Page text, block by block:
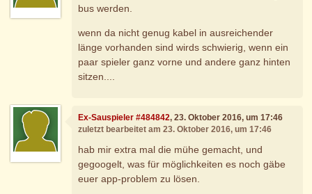
bus werden.
wenn da nicht genug kabel in ausreichender
länge vorhanden sind wirds schwierig, wenn ein
paar spieler ganz vorne und andere ganz hinten
sitzen....
Ex-Sauspieler #484842, 23. Oktober 2016, um 17:46
zuletzt bearbeitet am 23. Oktober 2016, um 17:46
hab mir extra mal die mühe gemacht, und
gegoogelt, was für möglichkeiten es noch gäbe
euer app-problem zu lösen.